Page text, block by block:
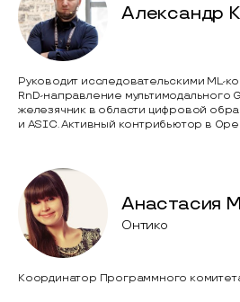
Александр
Руководит исследовательскими ML-
RnD-направление мультимодального
железячник в области цифровой
и ASIC. Активный контрибьютор в
Анастасия
Онтико
Координатор Программного